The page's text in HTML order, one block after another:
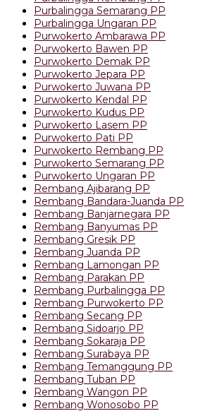
Purbalingga Semarang PP
Purbalingga Ungaran PP
Purwokerto Ambarawa PP
Purwokerto Bawen PP
Purwokerto Demak PP
Purwokerto Jepara PP
Purwokerto Juwana PP
Purwokerto Kendal PP
Purwokerto Kudus PP
Purwokerto Lasem PP
Purwokerto Pati PP
Purwokerto Rembang PP
Purwokerto Semarang PP
Purwokerto Ungaran PP
Rembang Ajibarang PP
Rembang Bandara-Juanda PP
Rembang Banjarnegara PP
Rembang Banyumas PP
Rembang Gresik PP
Rembang Juanda PP
Rembang Lamongan PP
Rembang Parakan PP
Rembang Purbalingga PP
Rembang Purwokerto PP
Rembang Secang PP
Rembang Sidoarjo PP
Rembang Sokaraja PP
Rembang Surabaya PP
Rembang Temanggung PP
Rembang Tuban PP
Rembang Wangon PP
Rembang Wonosobo PP